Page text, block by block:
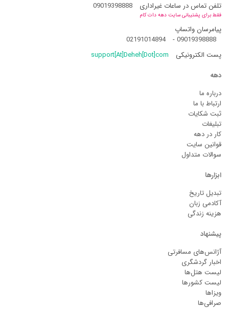
تلفن تماس در ساعات غیراداری 09019398888
فقط برای پشتیبانی سایت دهه دات کام
پیامرسان واتساپ
09019398888
-
02191014894
پست الکترونیکی
support[At]Deheh[Dot]com
دهه
درباره ما
ارتباط با ما
ثبت شکایات
تبلیغات
کار در دهه
قوانین سایت
سوالات متداول
ابزارها
تبدیل تاریخ
آکادمی زبان
هزینه زندگی
پیشنهاد
آژانس‌های مسافرتی
اخبار گردشگری
لیست هتل‌ها
لیست کشورها
ویزاها
صرافی‌ها